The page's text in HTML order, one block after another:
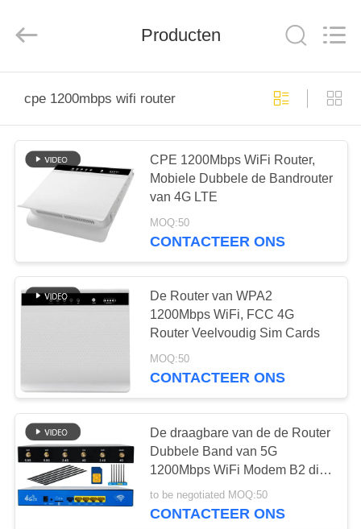
PRODUCTEN
ONGEVEER
ONS
FABRIEKSREIS
KWALITEITSCONTROLE
CONTACTEER
ONS
NIEUWS
GEVALLEN
Communications
Rights
Producten
cpe 1200mbps wifi router
CPE 1200Mbps WiFi Router,
Mobiele Dubbele de Bandrouter
van 4G LTE
MOQ:50
CONTACTEER ONS
De Router van WPA2
1200Mbps WiFi, FCC 4G
Router Veelvoudig Sim Cards
MOQ:50
CONTACTEER ONS
De draagbare van de de Router
Dubbele Band van 5G
1200Mbps WiFi Modem B2 die
B3 TDD LTE-CPE plakken
to be negotiated MOQ:50
CONTACTEER ONS